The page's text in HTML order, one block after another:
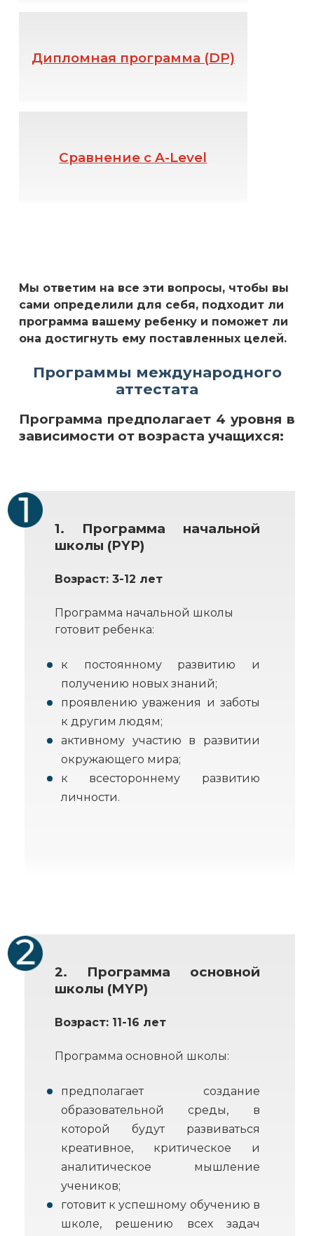
Дипломная программа (DP)
Сравнение с A-Level
Мы ответим на все эти вопросы, чтобы вы
сами определили для себя, подходит ли
программа вашему ребенку и поможет ли
она достигнуть ему поставленных целей.
Программы международного
аттестата
Программа предполагает 4 уровня в
зависимости от возраста учащихся:
1. Программа начальной
школы (PYP)
Возраст: 3-12 лет
Программа начальной школы
готовит ребенка:
к постоянному развитию и
получению новых знаний;
проявлению уважения и заботы
к другим людям;
активному участию в развитии
окружающего мира;
к всестороннему развитию
личности.
2. Программа основной
школы (MYP)
Возраст: 11-16 лет
Программа основной школы:
предполагает создание
образовательной среды, в
которой будут развиваться
креативное, критическое и
аналитическое мышление
учеников;
готовит к успешному обучению в
школе, решению всех задач